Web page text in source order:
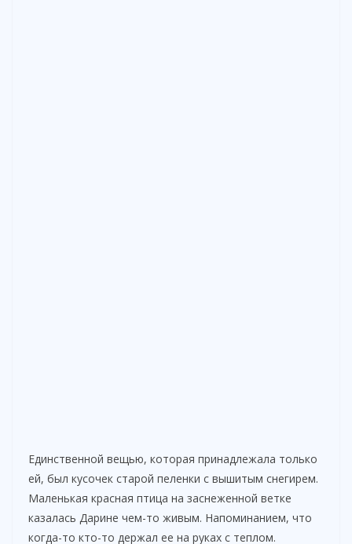
Единственной вещью, которая принадлежала только
ей, был кусочек старой пеленки с вышитым снегирем.
Маленькая красная птица на заснеженной ветке
казалась Дарине чем-то живым. Напоминанием, что
когда-то кто-то держал ее на руках с теплом.